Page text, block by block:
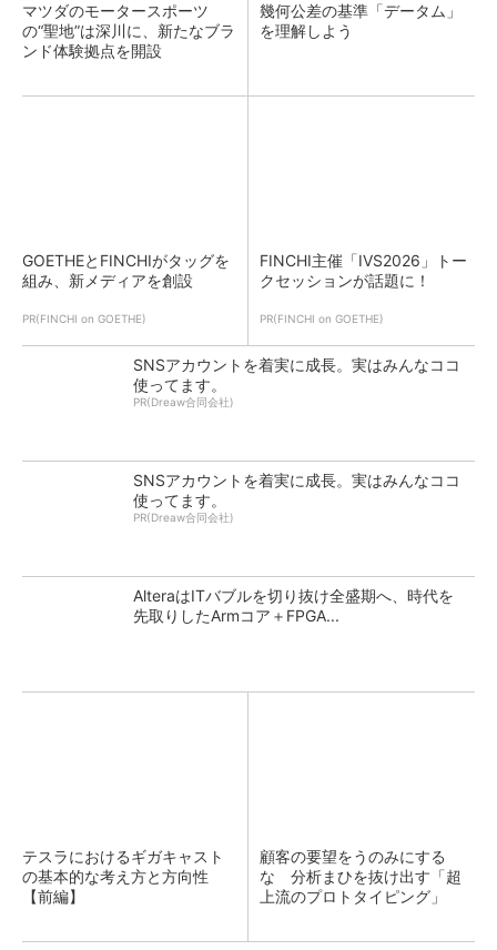
マツダのモータースポーツ
の“聖地”は深川に、新たなブラ
ンド体験拠点を開設
幾何公差の基準「データム」
を理解しよう
GOETHEとFINCHIがタッグを
組み、新メディアを創設
PR(FINCHI on GOETHE)
FINCHI主催「IVS2026」トー
クセッションが話題に！
PR(FINCHI on GOETHE)
SNSアカウントを着実に成長。実はみんなココ
使ってます。
PR(Dreaw合同会社)
SNSアカウントを着実に成長。実はみんなココ
使ってます。
PR(Dreaw合同会社)
AlteraはITバブルを切り抜け全盛期へ、時代を
先取りしたArmコア＋FPGA...
テスラにおけるギガキャスト
の基本的な考え方と方向性
【前編】
顧客の要望をうのみにする
な 分析まひを抜け出す「超
上流のプロトタイピング」